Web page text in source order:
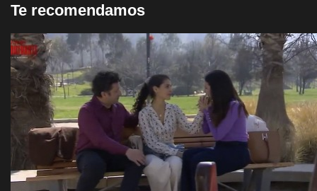
Te recomendamos